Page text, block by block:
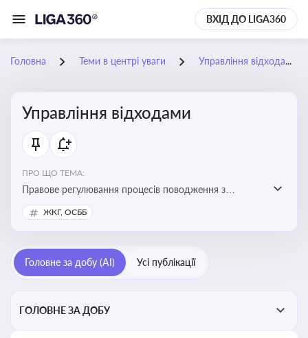
ВХІД ДО LIGA360
Головна Теми в центрі уваги Управління відходами
Управління відходами
ПРО ЩО ТЕМА:
Правове регулювання процесів поводження з
відходами, включаючи їх збирання, оброблення та
утилізацію, дотримання екологічних вимог та
ЖКГ, ОСББ
Головне за добу (AI) Усі публікації
ГОЛОВНЕ ЗА ДОБУ